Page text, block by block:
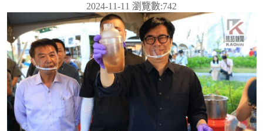
2024-11-11 瀏覽數:742